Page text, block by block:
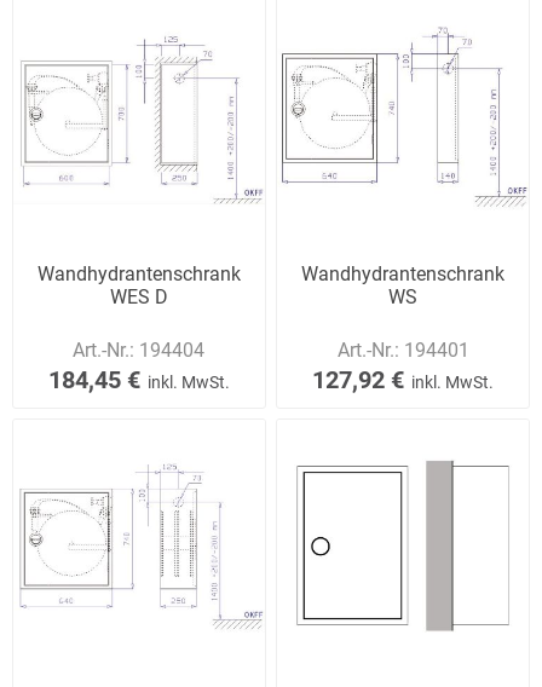
Wandhydrantenschrank
WES D
Art.-Nr.: 194404
184,45 € inkl. MwSt.
Wandhydrantenschrank
WS
Art.-Nr.: 194401
127,92 € inkl. MwSt.